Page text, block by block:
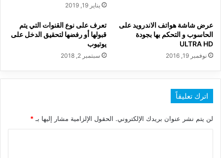
يناير 19, 2019
عرض شاشة هواتف الاندرويد على
الحاسوب و التحكم بها بجودة
ULTRA HD
نوفمبر 19, 2016
تعرف على نوع القنوات التي يتم
قبولها أو رفضها لتحقيق الدخل على
يوتيوب
سبتمبر 2, 2018
اترك تعليقاً
لن يتم نشر عنوان بريدك الإلكتروني. الحقول الإلزامية مشار إليها بـ *